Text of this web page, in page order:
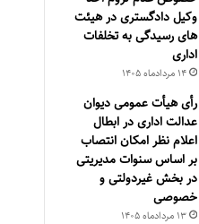
وکیل دادگستری در هیئت
های رسیدگی به تخلفات
اداری
۱۴ مرداد‌ماه ۱۴۰۵
رأی هیأت عمومی دیوان
عدالت اداری در ابطال
اعلام نظر امکان انتصاب
بر اساس سنوات مدیریتی
در بخش غیردولتی و
خصوصی
۱۳ مرداد‌ماه ۱۴۰۵